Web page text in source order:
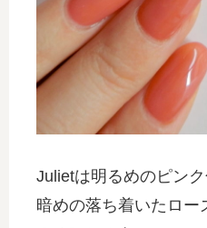
Julietは明るめのピン
暗めの落ち着いたロー